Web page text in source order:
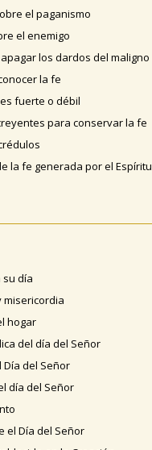
el paganismo
el enemigo
los dardos del maligno
la fe
fuerte o débil
para conservar la fe
la fe generada por el Espíritu
su día
misericordia
hogar
del día del Señor
Día del Señor
día del Señor
el Día del Señor